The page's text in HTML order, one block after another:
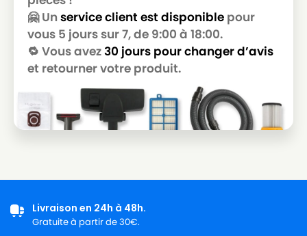
LG-
GOLDSTAR
LG-GOLDSTAR T 3800
LG-
GOLDSTAR
LG-GOLDSTAR T 3900
LG-
GOLDSTAR
LG-GOLDSTAR TB 33
LG-
LG-GOLDSTAR TB 39
LG-
GOLDSTAR
LG-GOLDSTAR TURBO 2700
🤗 Un service client est disponible pour
vous 5 jours sur 7, de 9:00 à 18:00.
🔁 Vous avez30 jours pour changer d’avis
et retourner votre produit.
Livraison en 24h à 48h.
Gratuite à partir de 30€.